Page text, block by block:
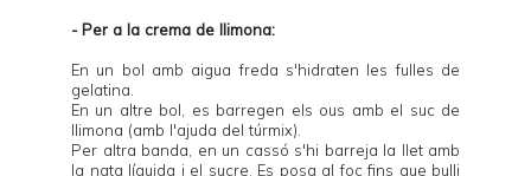
- Per a la crema de llimona:
En un bol amb aigua freda s'hidraten les fulles de
gelatina.
En un altre bol, es barregen els ous amb el suc de
llimona (amb l'ajuda del túrmix).
Per altra banda, en un cassó s'hi barreja la llet amb
la nata líquida i el sucre. Es posa al foc fins que bulli